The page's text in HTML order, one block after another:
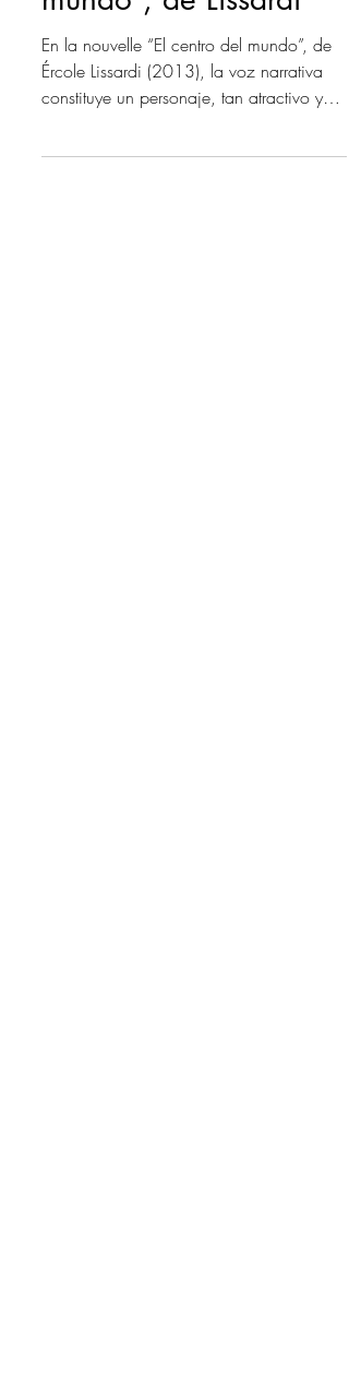
Voz en “El centro del
mundo”, de Lissardi
En la nouvelle “El centro del mundo”, de
constituye un personaje, tan atractivo y